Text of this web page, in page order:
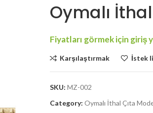
Oymalı
Karşılaştırmak İstek
SKU: MZ-002
Category: Oymalı İthal Çıta